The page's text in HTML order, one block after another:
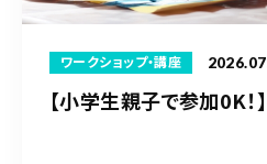
ワークショップ・講座
【小学生親子で参加0K！